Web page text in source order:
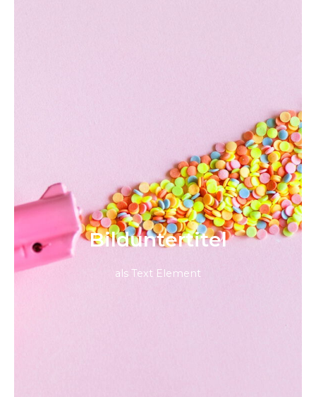
Bild­unter­titel
als Text Element